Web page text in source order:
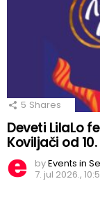
5 Shares
Deveti LilaLo
Koviljači od
byEvents in
7. jul 2026.,